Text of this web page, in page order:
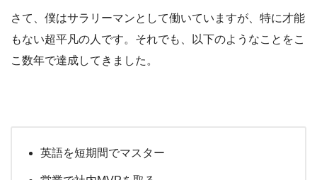
さて、僕はサラリーマンとして働いていますが、特に才能
もない超平凡の人です。それでも、以下のようなことをこ
こ数年で達成してきました。
英語を短期間でマスター